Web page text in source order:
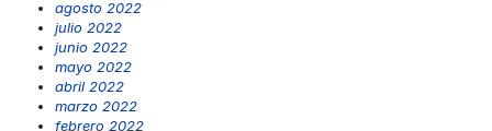
agosto 2022
julio 2022
junio 2022
mayo 2022
abril 2022
marzo 2022
febrero 2022